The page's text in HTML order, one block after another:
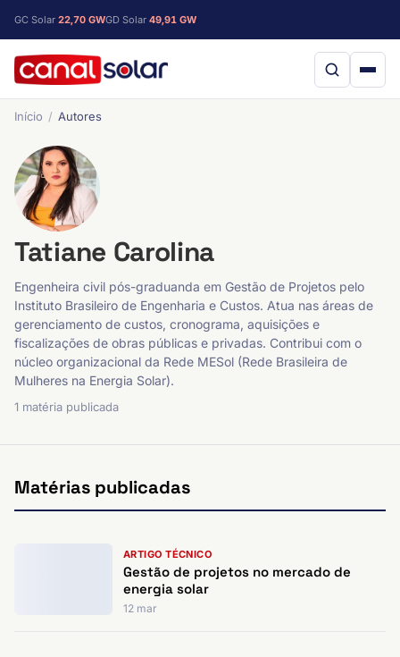
GC Solar 22,70 GWGD Solar 49,91 GW
Início Autores
Tatiane Carolina
Engenheira civil pós-graduanda em Gestão de Projetos pelo
Instituto Brasileiro de Engenharia e Custos. Atua nas áreas de
gerenciamento de custos, cronograma, aquisições e
fiscalizações de obras públicas e privadas. Contribui com o
núcleo organizacional da Rede MESol (Rede Brasileira de
Mulheres na Energia Solar).
1 matéria publicada
Matérias publicadas
ARTIGO TÉCNICO
Gestão de projetos no mercado de
energia solar
12 mar